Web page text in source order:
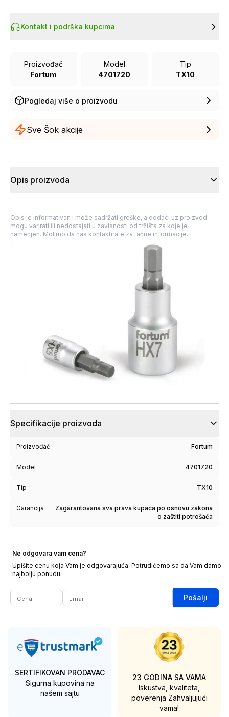
Kontakt i podrška kupcima
Proizvođač
Fortum
Model
4701720
Tip
TX10
Pogledaj više o proizvodu
Sve Šok akcije
Opis proizvoda
Opis je informativan i može sadržati greške, a dodaci uz proizvod
mogu varirati ili nedostajati u zavisnosti od tržišta za koje je
namenjen. Molimo da nas kontaktirate za tačne informacije.
Specifikacije proizvoda
Proizvođač Fortum
Model 4701720
Tip TX10
Garancija
Zagarantovana sva prava kupaca po osnovu zakona
o zaštiti potrošača
Ne odgovara vam cena?
Upišite cenu koja Vam je odgovarajuća. Potrudićemo sa da Vam damo
najbolju ponudu.
Pošalji
SERTIFIKOVAN PRODAVAC
Sigurna kupovina na
našem sajtu
23 GODINA SA VAMA
Iskustva, kvaliteta,
poverenja Zahvaljujući
vama!